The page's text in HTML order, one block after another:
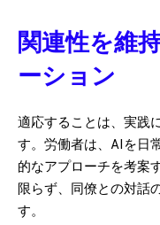
関連性を維
ーション
適応することは、実践
す。労働者は、AIを日
的なアプローチを考案
限らず、同僚との対話
す。